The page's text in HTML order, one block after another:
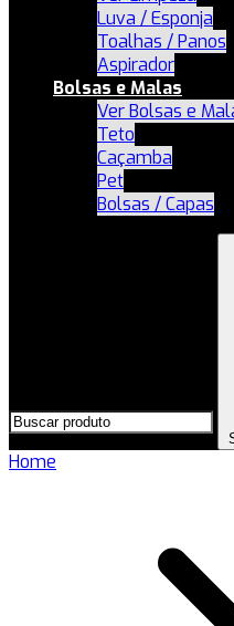
Luva / Esponja
Toalhas / Panos
Aspirador
Bolsas e Malas
Ver Bolsas e
Teto
Caçamba
Pet
Bolsas / Capas
Home